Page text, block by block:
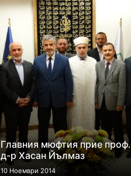
Главния мюфтия прие проф.
д-р Хасан Йълмаз
10 Ноември 2014